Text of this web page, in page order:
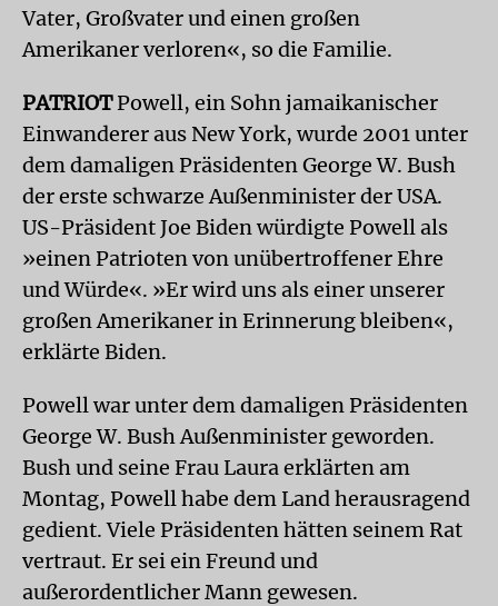
Vater, Großvater und einen großen
Amerikaner verloren«, so die Familie.
PATRIOTPowell, ein Sohn jamaikanischer
Einwanderer aus New York, wurde 2001 unter
dem damaligen Präsidenten George W. Bush
der erste schwarze Außenminister der USA.
US-Präsident Joe Biden würdigte Powell als
»einen Patrioten von unübertroffener Ehre
und Würde«. »Er wird uns als einer unserer
großen Amerikaner in Erinnerung bleiben«,
erklärte Biden.
Powell war unter dem damaligen Präsidenten
George W. Bush Außenminister geworden.
Bush und seine Frau Laura erklärten am
Montag, Powell habe dem Land herausragend
gedient. Viele Präsidenten hätten seinem Rat
vertraut. Er sei ein Freund und
außerordentlicher Mann gewesen.